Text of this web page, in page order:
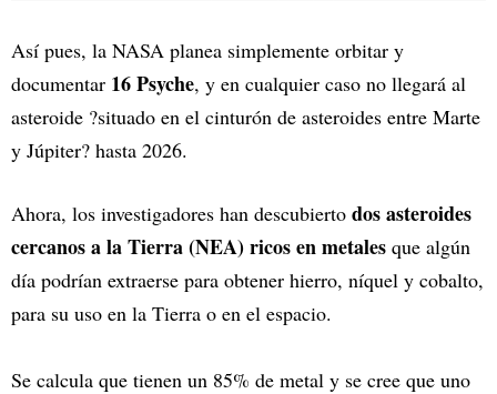
Así pues, la NASA planea simplemente orbitar y
documentar 16 Psyche, y en cualquier caso no llegará al
asteroide ?situado en el cinturón de asteroides entre Marte
y Júpiter? hasta 2026.
Ahora, los investigadores han descubierto dos asteroides
cercanos a la Tierra (NEA) ricos en metales que algún
día podrían extraerse para obtener hierro, níquel y cobalto,
para su uso en la Tierra o en el espacio.
Se calcula que tienen un 85% de metal y se cree que uno